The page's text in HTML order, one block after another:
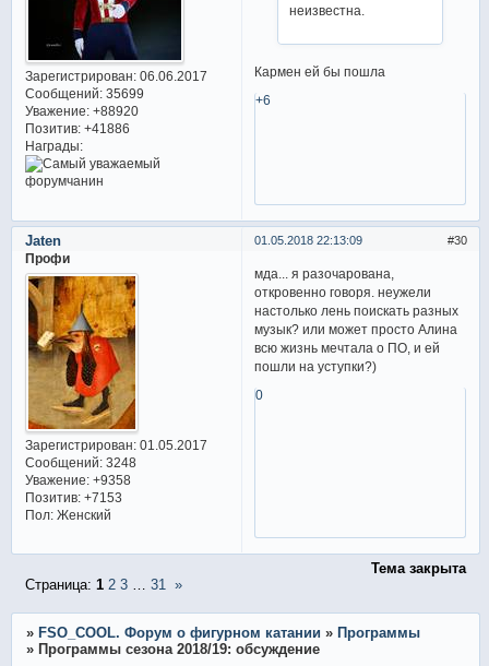
Зарегистрирован: 06.06.2017
Сообщений:35699
Уважение: +88920
Позитив: +41886
Награды:
неизвестна.
Кармен ей бы пошла
+6
30
01.05.2018 22:13:09
Jaten
Профи
Зарегистрирован: 01.05.2017
Сообщений:3248
Уважение: +9358
Позитив: +7153
Пол:Женский
мда... я разочарована,
откровенно говоря. неужели
настолько лень поискать разных
музык? или может просто Алина
всю жизнь мечтала о ПО, и ей
пошли на уступки?)
0
Тема закрыта
Страница: 1 2 3 … 31 »
» FSO_COOL. Форум о фигурном катании » Программы
» Программы сезона 2018/19: обсуждение